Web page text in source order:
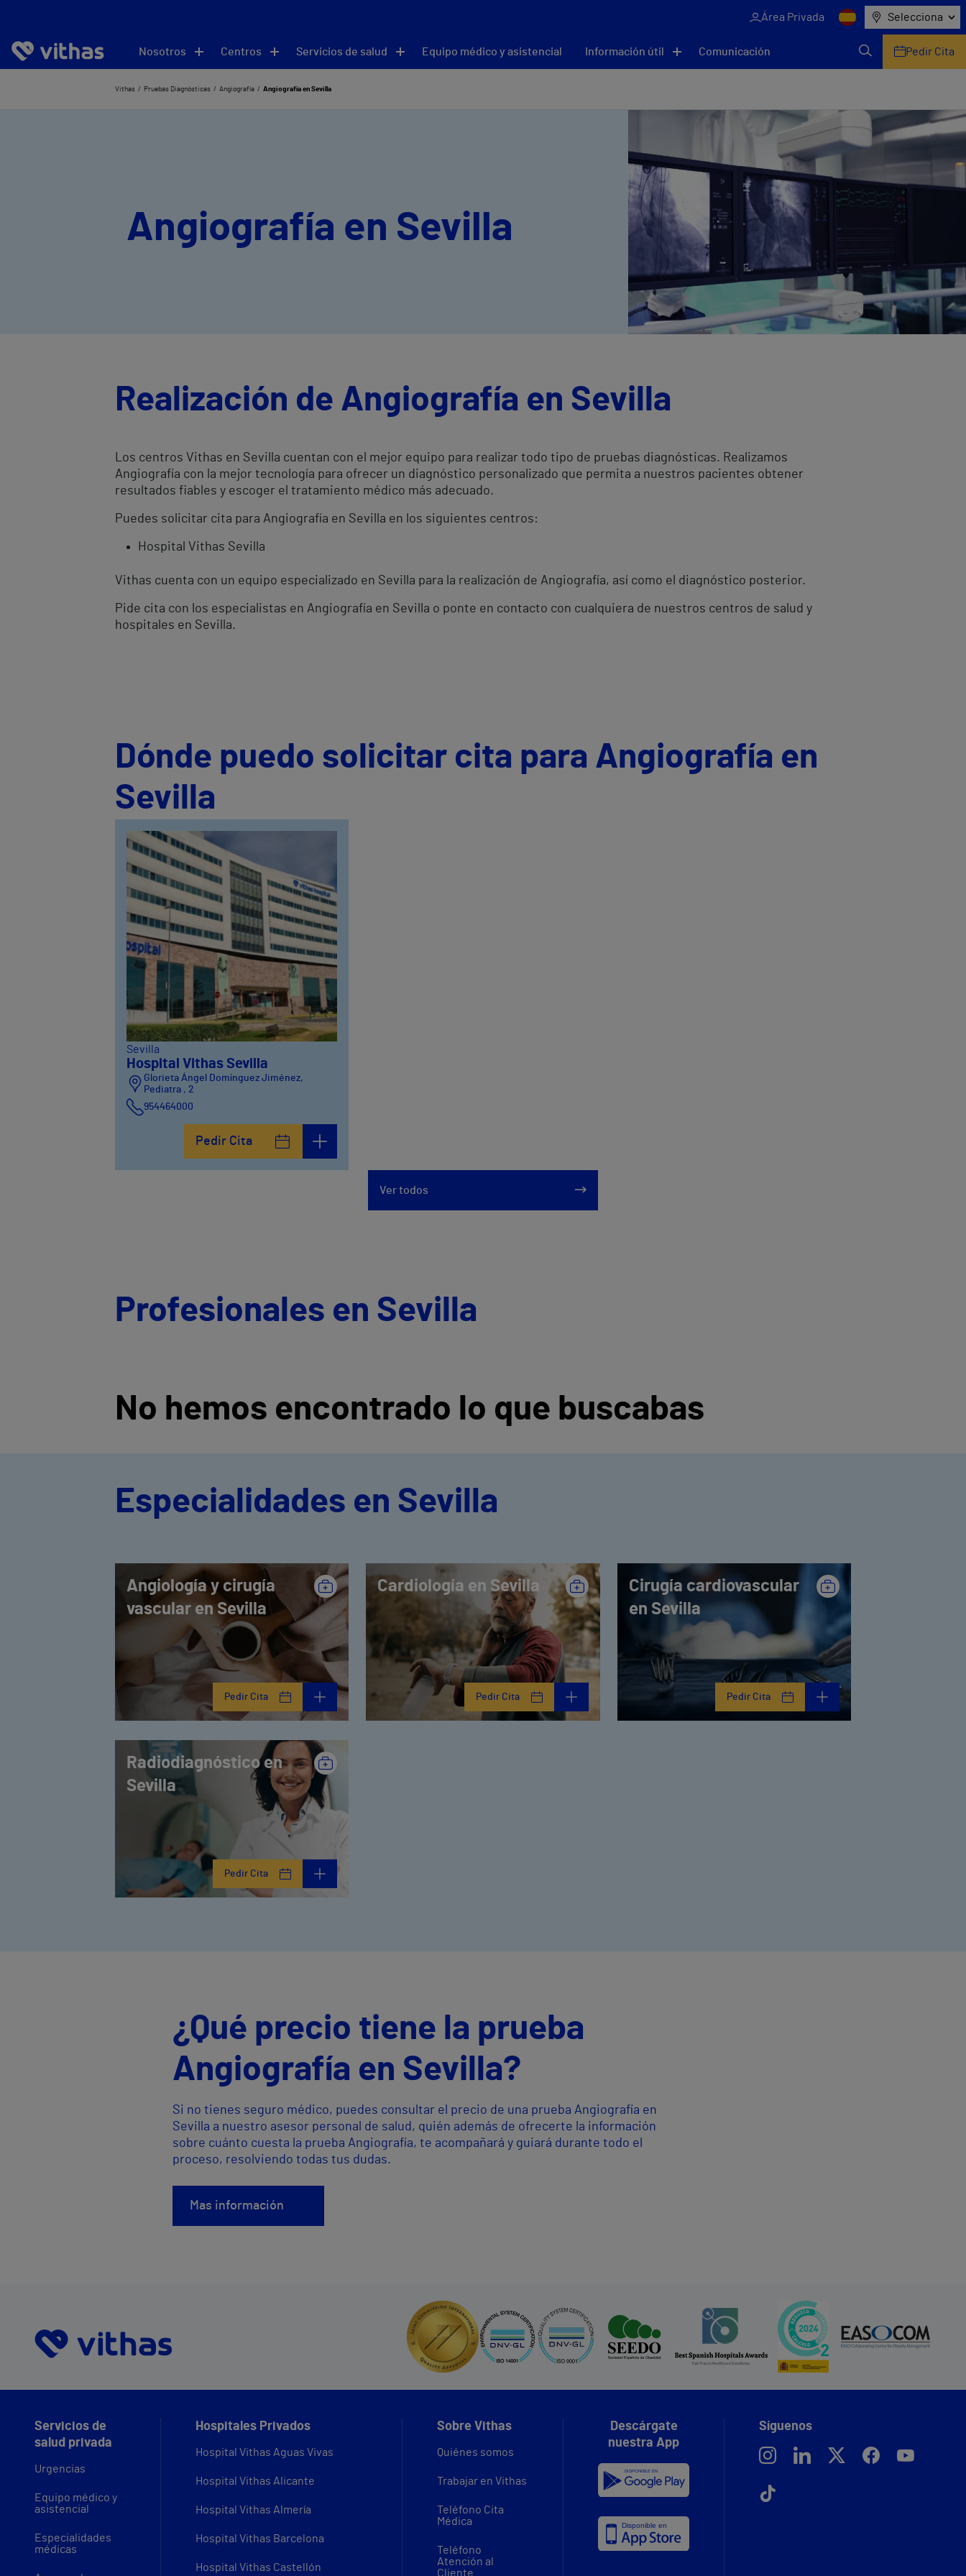
Área Privada Selecciona
Nosotros Centros Servicios de salud Equipo médico y asistencial Información útil Comunicación Pedir Cita
Vithas Pruebas Diagnósticas Angiografía Angiografía en Sevilla
Angiografía en Sevilla
Realización de Angiografía en Sevilla
Los centros Vithas en Sevilla cuentan con el mejor equipo para realizar todo tipo de pruebas diagnósticas. Realizamos
Angiografía con la mejor tecnología para ofrecer un diagnóstico personalizado que permita a nuestros pacientes obtener
resultados fiables y escoger el tratamiento médico más adecuado.
Puedes solicitar cita para Angiografía en Sevilla en los siguientes centros:
Hospital Vithas Sevilla
Vithas cuenta con un equipo especializado en Sevilla para la realización de Angiografía, así como el diagnóstico posterior.
Pide cita con los especialistas en Angiografía en Sevilla o ponte en contacto con cualquiera de nuestros centros de salud y
hospitales en Sevilla.
Dónde puedo solicitar cita para Angiografía en
Sevilla
Sevilla
Hospital Vithas Sevilla
Glorieta Ángel Domínguez Jiménez,
Pediatra , 2
954464000
Pedir Cita
Ver todos
Profesionales en Sevilla
No hemos encontrado lo que buscabas
Especialidades en Sevilla
Angiología y cirugía
vascular en Sevilla
Pedir Cita
Cardiología en Sevilla
Pedir Cita
Cirugía cardiovascular
en Sevilla
Pedir Cita
Radiodiagnóstico en
Sevilla
Pedir Cita
¿Qué precio tiene la prueba
Angiografía en Sevilla?
Si no tienes seguro médico, puedes consultar el precio de una prueba Angiografía en
Sevilla a nuestro asesor personal de salud, quién además de ofrecerte la información
sobre cuánto cuesta la prueba Angiografía, te acompañará y guiará durante todo el
proceso, resolviendo todas tus dudas.
Mas información
Servicios de
salud privada
Urgencias
Equipo médico y
asistencial
Especialidades
médicas
Hospitales Privados
Hospital Vithas Aguas Vivas
Hospital Vithas Alicante
Hospital Vithas Almería
Hospital Vithas Barcelona
Hospital Vithas Castellón
Sobre Vithas
Quiénes somos
Trabajar en Vithas
Teléfono Cita
Médica
Teléfono
Atención al
Cliente
Descárgate
nuestra App
Síguenos